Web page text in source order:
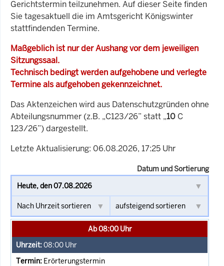
Gerichtstermin teilzunehmen. Auf dieser Seite finden
Sie tagesaktuell die im Amtsgericht Königswinter
stattfindenden Termine.
Maßgeblich ist nur der Aushang vor dem jeweiligen
Sitzungssaal.
Technisch bedingt werden aufgehobene und verlegte
Termine als aufgehoben gekennzeichnet.
Das Aktenzeichen wird aus Datenschutzgründen ohne
Abteilungsnummer (z.B. „C123/26” statt „10 C
123/26”) dargestellt.
Letzte Aktualisierung: 06.08.2026, 17:25 Uhr
Datum und Sortierung
Ab 08:00 Uhr
08:00 Uhr
Erörterungstermin